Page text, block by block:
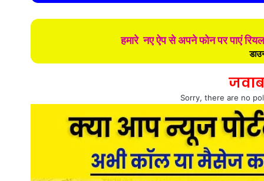
हमारे नए ऐप से अपने फोन पर पाएं
Sorry, there are no